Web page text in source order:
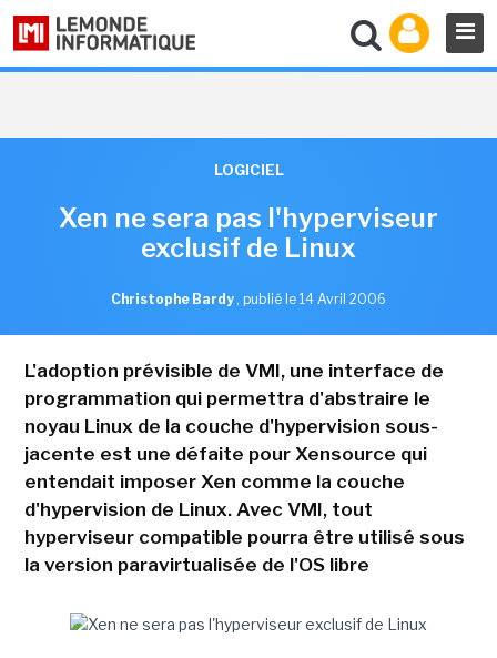
LOGICIEL
Xen ne sera pas l'hyperviseur
exclusif de Linux
Christophe Bardy , publié le 14 Avril 2006
L'adoption prévisible de VMI, une interface de
programmation qui permettra d'abstraire le
noyau Linux de la couche d'hypervision sous-
jacente est une défaite pour Xensource qui
entendait imposer Xen comme la couche
d'hypervision de Linux. Avec VMI, tout
hyperviseur compatible pourra être utilisé sous
la version paravirtualisée de l'OS libre